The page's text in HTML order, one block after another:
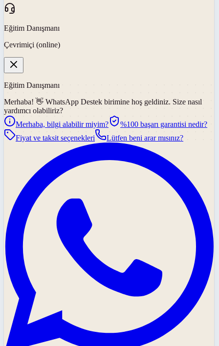
Eğitim Danışmanı
Çevrimiçi (online)
Eğitim Danışmanı
Merhaba! 👋 WhatsApp Destek birimine hoş geldiniz. Size nasıl
yardımcı olabiliriz?
Merhaba, bilgi alabilir miyim?
%100 başarı garantisi nedir?
Fiyat ve taksit seçenekleri
Lütfen beni arar mısınız?